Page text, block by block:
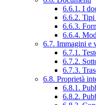
6.6.1. I
6.6.2. Tipi
6.6.3.
6.6.4.
6.7. Immagini e
6.7.1.
6.7.2.
6.7.3.
6.8. Proprietà
6.8.1.
6.8.2.